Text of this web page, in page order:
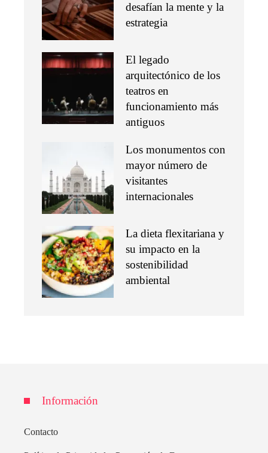
desafían la mente y la
estrategia
El legado
arquitectónico de los
teatros en
funcionamiento más
antiguos
Los monumentos con
mayor número de
visitantes
internacionales
La dieta flexitariana y
su impacto en la
sostenibilidad
ambiental
Información
Contacto